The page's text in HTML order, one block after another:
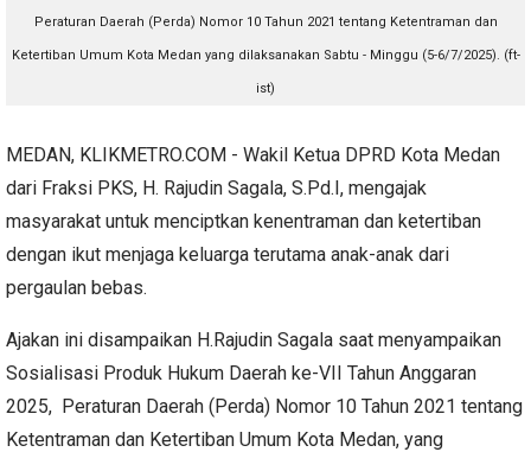
Peraturan Daerah (Perda) Nomor 10 Tahun 2021 tentang Ketentraman dan
Ketertiban Umum Kota Medan yang dilaksanakan Sabtu - Minggu (5-6/7/2025). (ft-
ist)
MEDAN, KLIKMETRO.COM - Wakil Ketua DPRD Kota Medan
dari Fraksi PKS, H. Rajudin Sagala, S.Pd.I, mengajak
masyarakat untuk menciptkan kenentraman dan ketertiban
dengan ikut menjaga keluarga terutama anak-anak dari
pergaulan bebas.
Ajakan ini disampaikan H.Rajudin Sagala saat menyampaikan
Sosialisasi Produk Hukum Daerah ke-VII Tahun Anggaran
2025, Peraturan Daerah (Perda) Nomor 10 Tahun 2021 tentang
Ketentraman dan Ketertiban Umum Kota Medan, yang